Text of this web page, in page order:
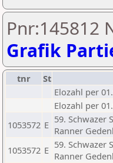
Pnr:145812
Grafik
tnr St
Elozahl per
Elozahl per
1053572 E 59. Schwazer
Ranner
1053572 E 59. Schwazer
Ranner